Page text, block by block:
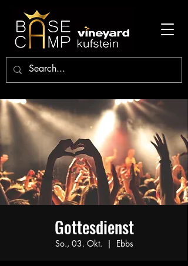
Gottesdienst
So., 03. Okt.
  |
Ebbs